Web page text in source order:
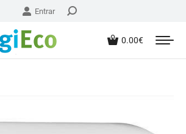
Entrar
0.00€